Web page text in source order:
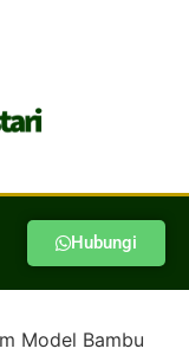
Hubungi
Model Bambu